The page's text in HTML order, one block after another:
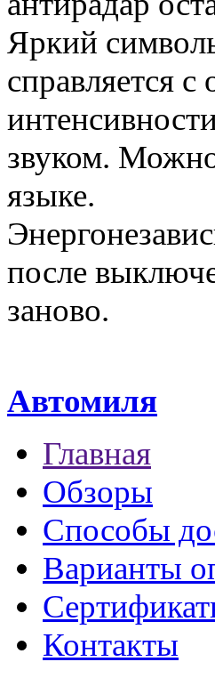
Яркий
справляется
звуком.
языке.
после
заново.
Автомиля
Главная
Обзоры
Способы
Варианты
Контакты